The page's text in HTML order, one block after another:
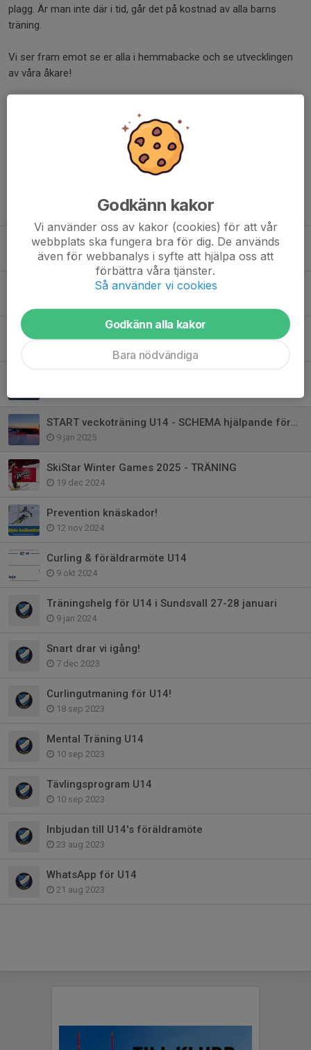
plagg. Är man inte där i tid, går det på kostnad av alla barns
träning.
Vi ser fram emot se er alla i hemmabacke och se utvecklingen
av våra åkare!
Tidigare nyheter
7 jan, 19:39
Information LVC-Final Duved 19-22 mars
START veckoträning U14 - SCHEMA hjälpande föräldrar
9 jan 2025
SkiStar Winter Games 2025 - TRÄNING
19 dec 2024
Prevention knäskador!
12 nov 2024
Curling & föräldrarmöte U14
9 okt 2024
Träningshelg för U14 i Sundsvall 27-28 januari
9 jan 2024
Snart drar vi igång!
7 dec 2023
Curlingutmaning för U14!
18 sep 2023
Mental Träning U14
10 sep 2023
Tävlingsprogram U14
10 sep 2023
Inbjudan till U14's föräldramöte
23 aug 2023
WhatsApp för U14
21 aug 2023
Godkänn kakor
Vi använder oss av kakor (cookies) för att vår
webbplats ska fungera bra för dig. De används
även för webbanalys i syfte att hjälpa oss att
förbättra våra tjänster.
Så använder vi cookies
Godkänn alla kakor
Bara nödvändiga